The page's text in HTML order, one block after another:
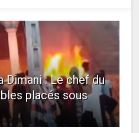
: Le chef du
placés sous